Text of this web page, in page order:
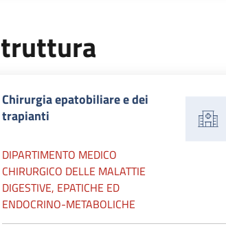
Chirurgia epatobiliare e dei
trapianti
DIPARTIMENTO MEDICO
CHIRURGICO DELLE MALATTIE
DIGESTIVE, EPATICHE ED
ENDOCRINO-METABOLICHE